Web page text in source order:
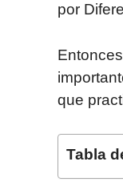
por
que
Tabla